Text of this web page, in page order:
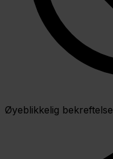
Øyeblikkelig bekreftelse